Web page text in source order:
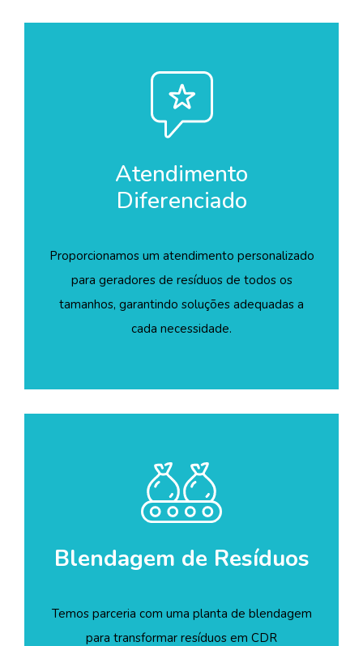
Atendimento
Diferenciado
Proporcionamos um atendimento personalizado
para geradores de resíduos de todos os
tamanhos, garantindo soluções adequadas a
cada necessidade.
Blendagem de Resíduos
Temos parceria com uma planta de blendagem
para transformar resíduos em CDR